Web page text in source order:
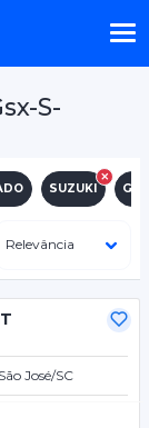
S-
SUZUKI
São José/SC